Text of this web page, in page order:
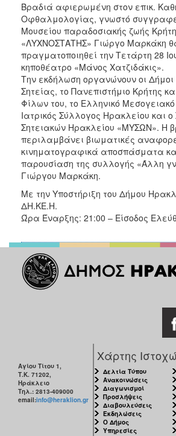
ΑΝΘΕΚΤΙΚΗ
ΠΟΛΗ
Βραδιά αφιερωμένη στον επικ.
Οφθαλμολογίας, γνωστό
Μουσείου παραδοσιακής ζωής
«ΛΥΧΝΟΣΤΑΤΗΣ» Γιώργο Μαρκάκη
πραγματοποιηθεί την Τετάρτη 28
κηποθέατρο «Μάνος Χατζιδάκις».
Την εκδήλωση οργανώνουν οι Δήμοι
Σητείας, το Πανεπιστήμιο Κρήτης
Φίλων του, το Ελληνικό
Ιατρικός Σύλλογος Ηρακλείου και
Σητειακών Ηρακλείου «ΜΥΣΩΝ». Η
περιλαμβάνει βιωματικές
κινηματογραφικά αποσπάσματα
παρουσίαση της συλλογής «Άλλη
Γιώργου Μαρκάκη.
Με την Υποστήριξη του Δήμου
ΔΗ.ΚΕ.Η.
Ώρα Έναρξης: 21:00 – Είσοδος
Αγίου Τίτου 1,
Τ.Κ. 71202,
Ηράκλειο
Τηλ.: 2813-409000
email:info@heraklion.gr
Χάρτης
Δελτία Τύπου
Ανακοινώσεις
Διαγωνισμοί
Προσλήψεις
Διαβουλεύσεις
Εκδηλώσεις
Ο Δήμος
Υπηρεσίες